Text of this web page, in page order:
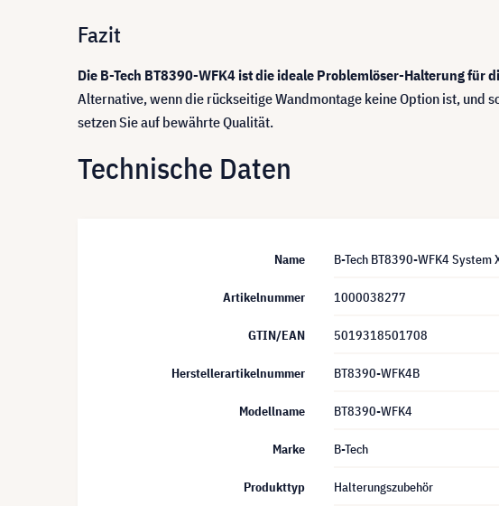
Fazit
Die B-Tech BT8390-WFK4 ist die ideale Problemlöser-Halterung
Alternative, wenn die rückseitige Wandmontage keine Option ist,
setzen Sie auf bewährte Qualität.
Technische Daten
Name B-Tech BT8390-WFK4
Artikelnummer 1000038277
GTIN/EAN 5019318501708
Herstellerartikelnummer BT8390-WFK4B
Modellname BT8390-WFK4
Marke B-Tech
Produkttyp Halterungszubehör